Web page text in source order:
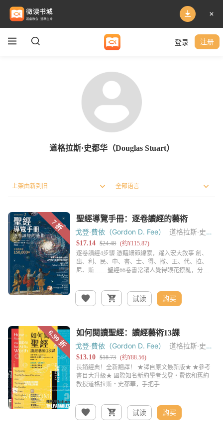
登录 注册
道格拉斯·史都华（Douglas Stuart）
戈登·費依（Gordon D. Fee）
道格拉斯·史都
華（Douglas Stuart）
试读 购买
戈登·費依（Gordon D. Fee）
道格拉斯·史都
華（Douglas Stuart）
试读 购买